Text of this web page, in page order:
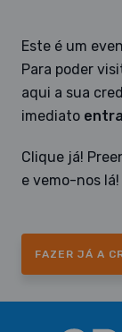
Este é um
Para poder
aqui a sua
imediato
Clique já!
e vemo-nos lá!
FAZER JÁ A